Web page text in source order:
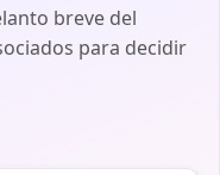
breve del
para decidir